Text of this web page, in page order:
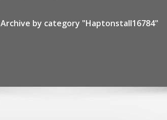
Archive by category "Haptonstall16784"